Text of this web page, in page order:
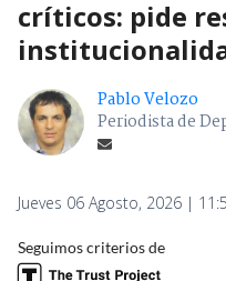
críticos: pide
Pablo Velozo
Periodista de
Jueves 06 Agosto, 2026 |
Seguimos criterios de